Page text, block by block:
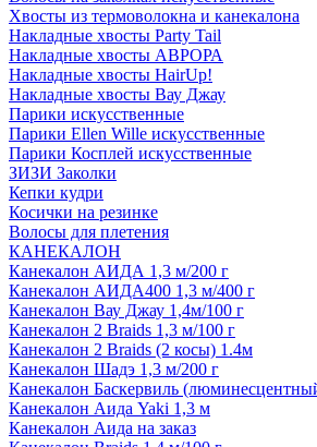
Хвосты из термоволокна и канекалона
Накладные хвосты Party Tail
Накладные хвосты АВРОРА
Накладные хвосты HairUp!
Накладные хвосты Вау Джау
Парики искусственные
Парики Ellen Wille искусственные
Парики Косплей искусственные
ЗИЗИ Заколки
Кепки кудри
Косички на резинке
Волосы для плетения
КАНЕКАЛОН
Канекалон АИДА 1,3 м/200 г
Канекалон АИДА400 1,3 м/400 г
Канекалон Вау Джау 1,4м/100 г
Канекалон 2 Braids 1,3 м/100 г
Канекалон 2 Braids (2 косы) 1.4м
Канекалон Шадэ 1,3 м/200 г
Канекалон Баскервиль
Канекалон Аида Yaki 1,3 м
Канекалон Аида на заказ